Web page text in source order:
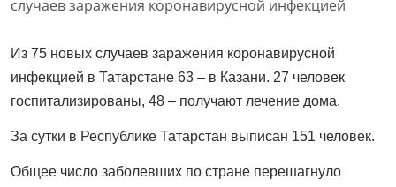
Из 75 новых случаев заражения коронавирусной
инфекцией в Татарстане 63 – в Казани. 27 человек
госпитализированы, 48 – получают лечение дома.
За сутки в Республике Татарстан выписан 151 человек.
Общее число заболевших по стране перешагнуло